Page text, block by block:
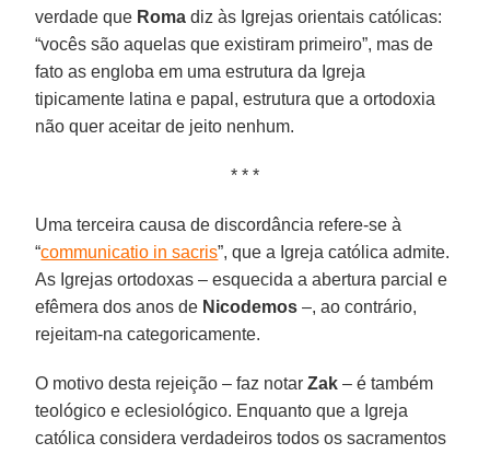
verdade que Roma diz às Igrejas orientais católicas:
“vocês são aquelas que existiram primeiro”, mas de
fato as engloba em uma estrutura da Igreja
tipicamente latina e papal, estrutura que a ortodoxia
não quer aceitar de jeito nenhum.
* * *
Uma terceira causa de discordância refere-se à
“communicatio in sacris”, que a Igreja católica admite.
As Igrejas ortodoxas – esquecida a abertura parcial e
efêmera dos anos de Nicodemos –, ao contrário,
rejeitam-na categoricamente.
O motivo desta rejeição – faz notarZak – é também
teológico e eclesiológico. Enquanto que a Igreja
católica considera verdadeiros todos os sacramentos